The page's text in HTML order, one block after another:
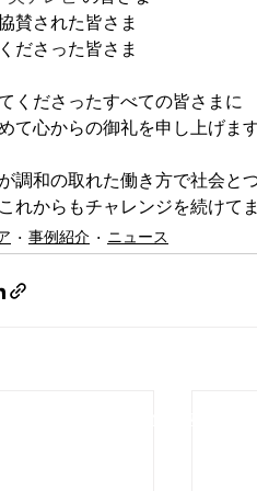
賛された皆さま
ださった皆さま
くださったすべての皆さまに
て心からの御礼を申し上げます
が調和の取れた働き方で社会と
れからもチャレンジを続けて
事例紹介 ニュース